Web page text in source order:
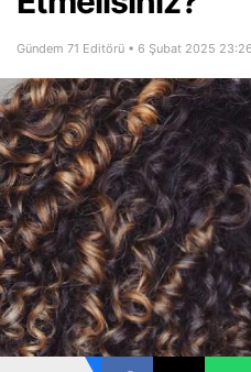
Gündem 71 Editörü • 6 Şubat 2025 23:26